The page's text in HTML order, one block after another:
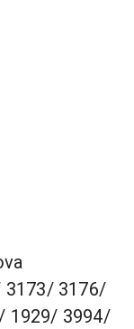
3173/ 3176/
1929/ 3994/